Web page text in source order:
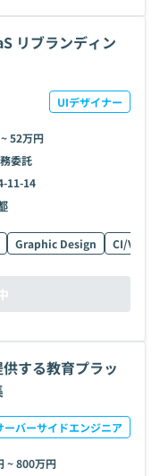
リブランディン
UIデザイナー
52万円
委託
11-14
Graphic Design CI/VIデ
する教育プラッ
ーバーサイドエンジニア
~ 800万円